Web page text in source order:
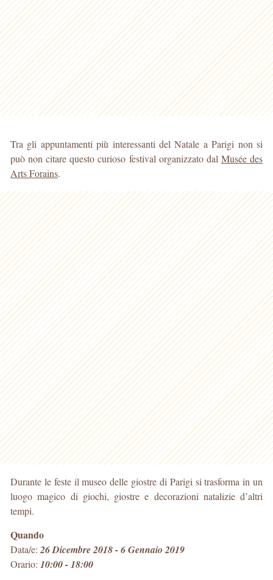
Tra gli appuntamenti più interessanti del Natale a Parigi non si
può non citare questo curioso festival organizzato dal Musée des
Arts Forains.
Durante le feste il museo delle giostre di Parigi si trasforma in un
luogo magico di giochi, giostre e decorazioni natalizie d’altri
tempi.
Quando
Data/e: 26 Dicembre 2018 - 6 Gennaio 2019
Orario: 10:00 - 18:00